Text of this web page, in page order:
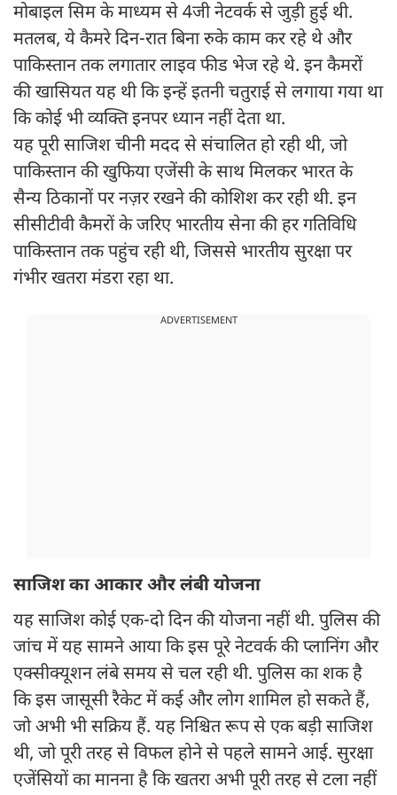
मोबाइल सिम के माध्यम से 4जी नेटवर्क से जुड़ी हुई थी.
मतलब, ये कैमरे दिन-रात बिना रुके काम कर रहे थे और
पाकिस्तान तक लगातार लाइव फीड भेज रहे थे. इन कैमरों
की खासियत यह थी कि इन्हें इतनी चतुराई से लगाया गया था
कि कोई भी व्यक्ति इनपर ध्यान नहीं देता था.
यह पूरी साजिश चीनी मदद से संचालित हो रही थी, जो
पाकिस्तान की खुफिया एजेंसी के साथ मिलकर भारत के
सैन्य ठिकानों पर नज़र रखने की कोशिश कर रही थी. इन
सीसीटीवी कैमरों के जरिए भारतीय सेना की हर गतिविधि
पाकिस्तान तक पहुंच रही थी, जिससे भारतीय सुरक्षा पर
गंभीर खतरा मंडरा रहा था.
ADVERTISEMENT
साजिश का आकार और लंबी योजना
यह साजिश कोई एक-दो दिन की योजना नहीं थी. पुलिस की
जांच में यह सामने आया कि इस पूरे नेटवर्क की प्लानिंग और
एक्सीक्यूशन लंबे समय से चल रही थी. पुलिस का शक है
कि इस जासूसी रैकेट में कई और लोग शामिल हो सकते हैं,
जो अभी भी सक्रिय हैं. यह निश्चित रूप से एक बड़ी साजिश
थी, जो पूरी तरह से विफल होने से पहले सामने आई. सुरक्षा
एजेंसियों का मानना है कि खतरा अभी पूरी तरह से टला नहीं